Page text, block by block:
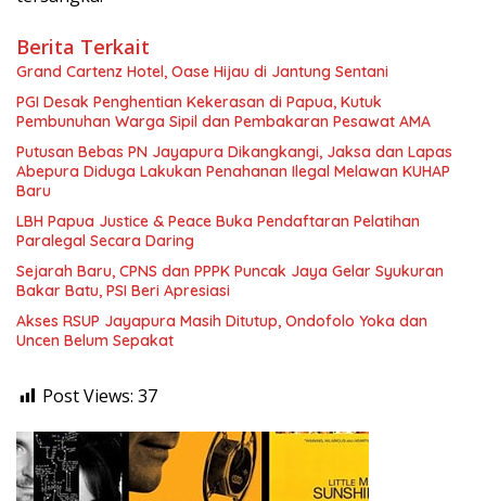
Berita Terkait
Grand Cartenz Hotel, Oase Hijau di Jantung Sentani
PGI Desak Penghentian Kekerasan di Papua, Kutuk
Pembunuhan Warga Sipil dan Pembakaran Pesawat AMA
Putusan Bebas PN Jayapura Dikangkangi, Jaksa dan Lapas
Abepura Diduga Lakukan Penahanan Ilegal Melawan KUHAP
Baru
LBH Papua Justice & Peace Buka Pendaftaran Pelatihan
Paralegal Secara Daring
Sejarah Baru, CPNS dan PPPK Puncak Jaya Gelar Syukuran
Bakar Batu, PSI Beri Apresiasi
Akses RSUP Jayapura Masih Ditutup, Ondofolo Yoka dan
Uncen Belum Sepakat
Post Views: 37